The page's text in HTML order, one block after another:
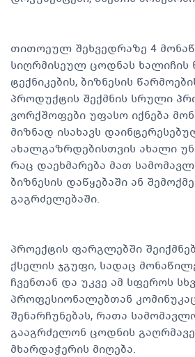
თითოეულ შეხვედრაზე 4
სიღრმისეულ ცოდნას ხალიჩის
ტექნიკების, ბიზნესის
პროდუქტის შექმნის სრული
ვორქშოფები უფასო იქნება
მიზნად ისახავს
ახალგაზრდებისთვის ახალი
რაც დაეხმარება მათ
ბიზნესის დაწყებაში ან
გაგრძელებაში.
პროექტის ფარგლებში
ქსელის ჯგუფი, სადაც
ჩვენთან და უკვე ამ სფეროს
პროფესიონალებთან
შენარჩუნებას, რათა
გააგრძელონ ცოდნის
მხარდაჭერის მიღება.